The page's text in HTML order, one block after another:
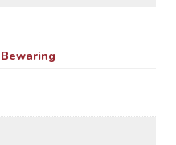
Bewaring